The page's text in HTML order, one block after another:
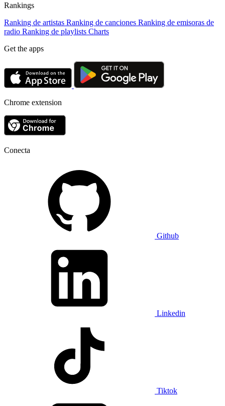
Rankings
Ranking de artistas Ranking de canciones Ranking de emisoras de
radio Ranking de playlists Charts
Get the apps
Chrome extension
Conecta
Github
Linkedin
Tiktok